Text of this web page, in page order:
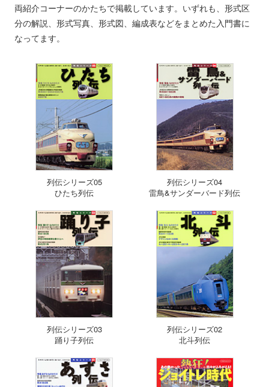
両紹介コーナーのかたちで掲載しています。いずれも、形式区
分の解説、形式写真、形式図、編成表などをまとめた入門書に
なってます。
列伝シリーズ05
ひたち列伝
列伝シリーズ04
雷鳥&サンダーバード列伝
列伝シリーズ03
踊り子列伝
列伝シリーズ02
北斗列伝